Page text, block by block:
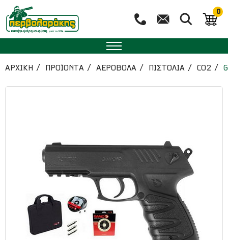
0
ΑΡΧΙΚΉ ΠΡΟΪΟΝΤΑ ΑΕΡΟΒΟΛΑ ΠΙΣΤΟΛΙΑ CO2